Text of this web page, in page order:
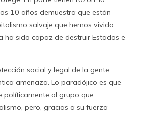
10 años demuestra que están
salvaje que hemos vivido
ha sido capaz de destruir Estados e
social y legal de la gente
amenaza. Lo paradójico es que
políticamente al grupo que
pero, gracias a su fuerza